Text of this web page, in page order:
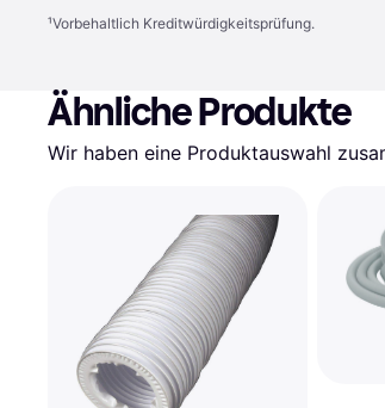
¹Vorbehaltlich Kreditwürdigkeitsprüfung.
Ähnliche Produkte
Wir haben eine Produktauswahl